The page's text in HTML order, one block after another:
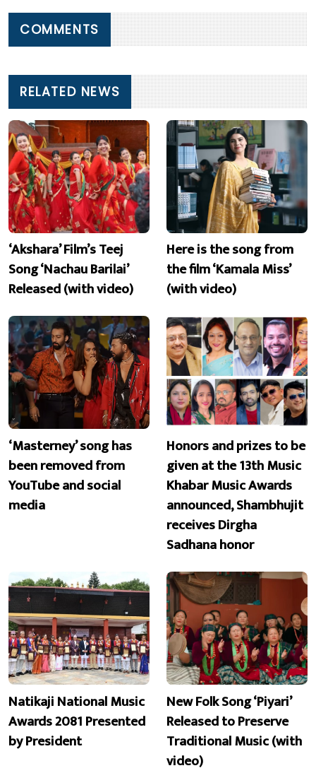
COMMENTS
RELATED NEWS
‘Akshara’ Film’s Teej
Song ‘Nachau Barilai’
Released (with video)
Here is the song from
the film ‘Kamala Miss’
(with video)
‘Masterney’ song has
been removed from
YouTube and social
media
Honors and prizes to be
given at the 13th Music
Khabar Music Awards
announced, Shambhujit
receives Dirgha
Sadhana honor
Natikaji National Music
Awards 2081 Presented
by President
New Folk Song ‘Piyari’
Released to Preserve
Traditional Music (with
video)